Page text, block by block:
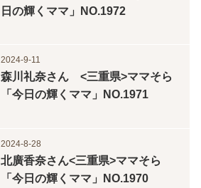
日の輝くママ」NO.1972
2024-9-11
森川礼奈さん <三重県>ママそら
「今日の輝くママ」NO.1971
2024-8-28
北廣香奈さん<三重県>ママそら
「今日の輝くママ」NO.1970